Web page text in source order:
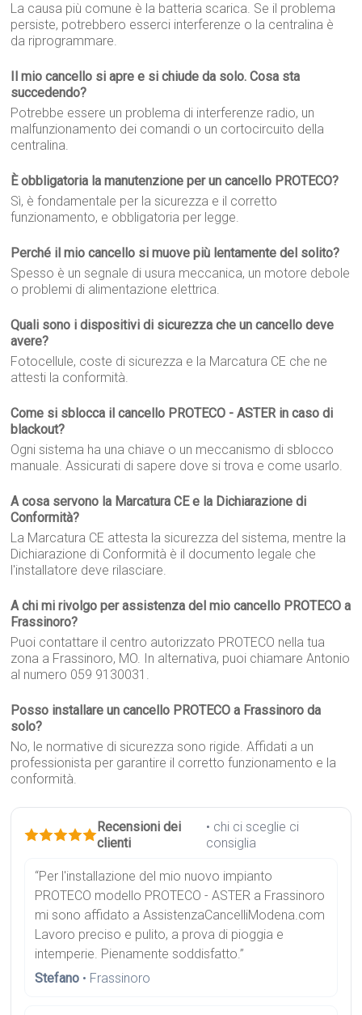
La causa più comune è la batteria scarica. Se il problema
persiste, potrebbero esserci interferenze o la centralina è
da riprogrammare.
Il mio cancello si apre e si chiude da solo. Cosa sta
succedendo?
Potrebbe essere un problema di interferenze radio, un
malfunzionamento dei comandi o un cortocircuito della
centralina.
È obbligatoria la manutenzione per un cancello PROTECO?
Sì, è fondamentale per la sicurezza e il corretto
funzionamento, e obbligatoria per legge.
Perché il mio cancello si muove più lentamente del solito?
Spesso è un segnale di usura meccanica, un motore debole
o problemi di alimentazione elettrica.
Quali sono i dispositivi di sicurezza che un cancello deve
avere?
Fotocellule, coste di sicurezza e la Marcatura CE che ne
attesti la conformità.
Come si sblocca il cancello PROTECO - ASTER in caso di
blackout?
Ogni sistema ha una chiave o un meccanismo di sblocco
manuale. Assicurati di sapere dove si trova e come usarlo.
A cosa servono la Marcatura CE e la Dichiarazione di
Conformità?
La Marcatura CE attesta la sicurezza del sistema, mentre la
Dichiarazione di Conformità è il documento legale che
l'installatore deve rilasciare.
A chi mi rivolgo per assistenza del mio cancello PROTECO a
Frassinoro?
Puoi contattare il centro autorizzato PROTECO nella tua
zona a Frassinoro, MO. In alternativa, puoi chiamare Antonio
al numero 059 9130031.
Posso installare un cancello PROTECO a Frassinoro da
solo?
No, le normative di sicurezza sono rigide. Affidati a un
professionista per garantire il corretto funzionamento e la
conformità.
Recensioni dei
clienti
• chi ci sceglie ci
consiglia
“Per l'installazione del mio nuovo impianto
PROTECO modello PROTECO - ASTER a Frassinoro
mi sono affidato a AssistenzaCancelliModena.com
Lavoro preciso e pulito, a prova di pioggia e
intemperie. Pienamente soddisfatto.”
Stefano • Frassinoro